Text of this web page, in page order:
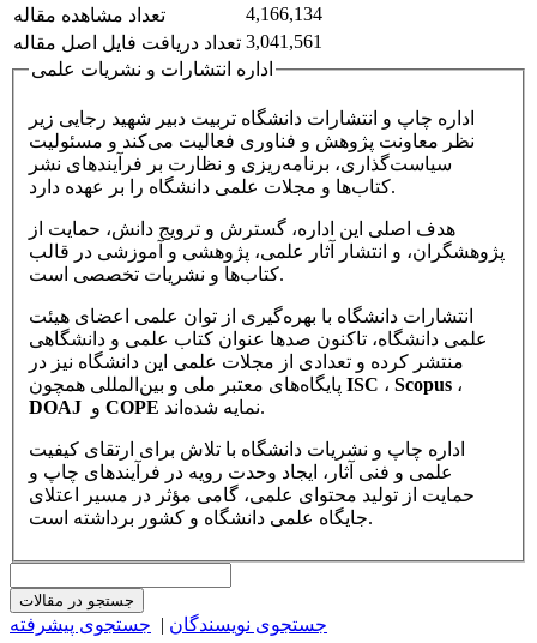
تعداد مشاهده مقاله
4,166,134
تعداد دریافت فایل اصل مقاله 3,041,561
اداره انتشارات و نشریات علمی
اداره چاپ و انتشارات دانشگاه تربیت دبیر شهید رجایی زیر
نظر معاونت پژوهش و فناوری فعالیت می‌کند و مسئولیت
سیاست‌گذاری، برنامه‌ریزی و نظارت بر فرآیندهای نشر
کتاب‌ها و مجلات علمی دانشگاه را بر عهده دارد.
هدف اصلی این اداره، گسترش و ترویج دانش، حمایت از
پژوهشگران، و انتشار آثار علمی، پژوهشی و آموزشی در قالب
کتاب‌ها و نشریات تخصصی است.
انتشارات دانشگاه با بهره‌گیری از توان علمی اعضای هیئت
علمی دانشگاه، تاکنون صدها عنوان کتاب علمی و دانشگاهی
منتشر کرده و تعدادی از مجلات علمی این دانشگاه نیز در
ISC ، Scopus ،
DOAJ
COPE نمایه شده‌اند.
اداره چاپ و نشریات دانشگاه با تلاش برای ارتقای کیفیت
علمی و فنی آثار، ایجاد وحدت رویه در فرآیندهای چاپ و
حمایت از تولید محتوای علمی، گامی مؤثر در مسیر اعتلای
جایگاه علمی دانشگاه و کشور برداشته است.
جستجو در مقالات
جستجوی نویسندگان | جستجوی پیشرفته